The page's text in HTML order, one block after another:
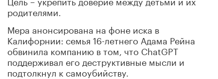
родителями.
Мера анонсирована на фоне иска в
Калифорнии: семья 16-летнего Адама Рейна
обвинила компанию в том, что ChatGPT
поддерживал его деструктивные мысли и
подтолкнул к самоубийству.